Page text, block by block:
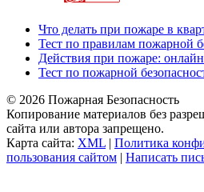
Что делать при пожаре в
Тест по правилам пожарной
Действия при пожаре:
Тест по пожарной
© 2026 Пожарная Безопасность
Копирование материалов без
сайта или автора запрещено.
Карта сайта: XML | Политика
пользования сайтом | Написать